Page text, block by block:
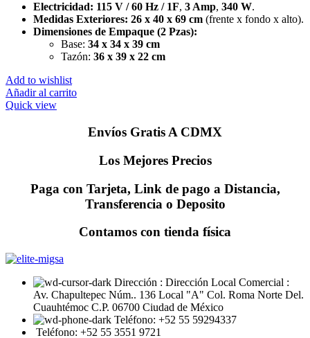
Electricidad: 115 V / 60 Hz / 1F, 3 Amp, 340 W.
Medidas Exteriores: 26 x 40 x 69 cm (frente x fondo x alto).
Dimensiones de Empaque (2 Pzas):
Base: 34 x 34 x 39 cm
Tazón: 36 x 39 x 22 cm
Add to wishlist
Añadir al carrito
Quick view
Envíos Gratis A CDMX
Los Mejores Precios
Paga con Tarjeta, Link de pago a Distancia,
Transferencia o Deposito
Contamos con tienda física
Dirección : Dirección Local Comercial :
Av. Chapultepec Núm.. 136 Local "A" Col. Roma Norte Del.
Cuauhtémoc C.P. 06700 Ciudad de México
Teléfono: +52 55 59294337
Teléfono: +52 55 3551 9721